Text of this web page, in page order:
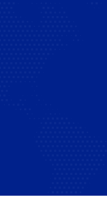
Đà Nẵng tràn đầy sức
hay những tour khám
yêu thích khám phá,
Thông tin các